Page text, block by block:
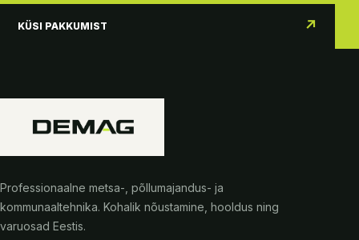
KÜSI PAKKUMIST ↗
Professionaalne metsa-, põllumajandus- ja
kommunaaltehnika. Kohalik nõustamine, hooldus ning
varuosad Eestis.